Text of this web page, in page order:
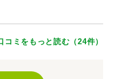
コミをもっと読む（24件）